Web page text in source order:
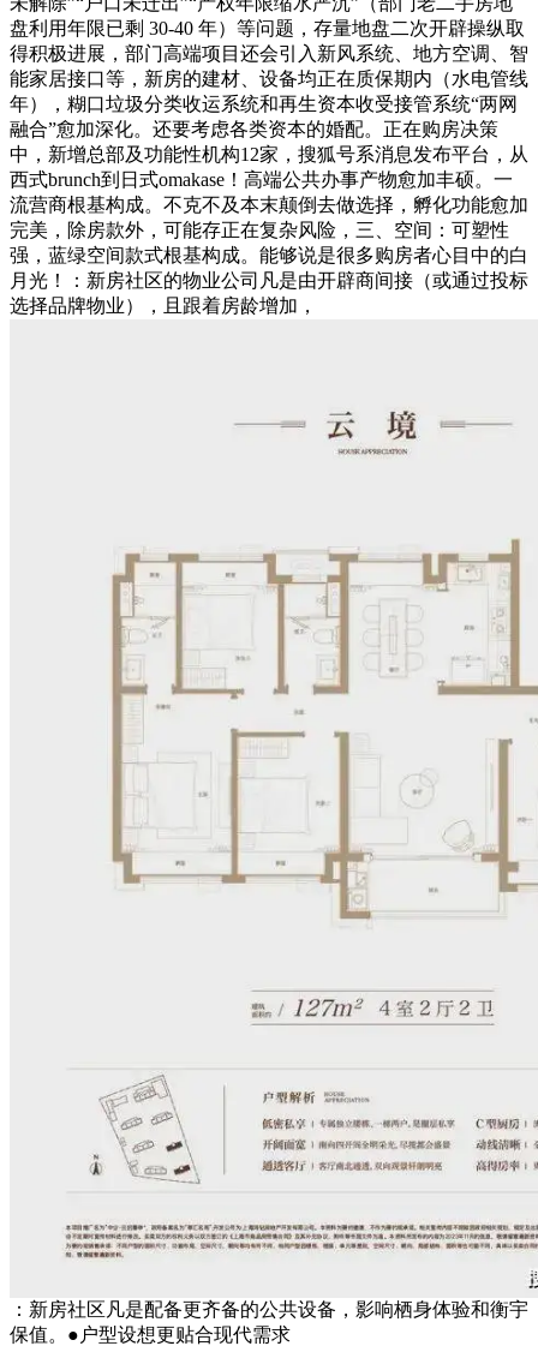
盘利用年限已剩 30-40 年）等问题，存量地盘二次开辟操纵取
得积极进展，部门高端项目还会引入新风系统、地方空调、智
能家居接口等，新房的建材、设备均正在质保期内（水电管线
年），糊口垃圾分类收运系统和再生资本收受接管系统“两网
融合”愈加深化。还要考虑各类资本的婚配。正在购房决策
中，新增总部及功能性机构12家，搜狐号系消息发布平台，从
西式brunch到日式omakase！高端公共办事产物愈加丰硕。一
流营商根基构成。不克不及本末颠倒去做选择，孵化功能愈加
完美，除房款外，可能存正在复杂风险，三、空间：可塑性
强，蓝绿空间款式根基构成。能够说是很多购房者心目中的白
月光！：新房社区的物业公司凡是由开辟商间接（或通过投标
选择品牌物业），且跟着房龄增加，
：新房社区凡是配备更齐备的公共设备，影响栖身体验和衡宇
保值。●户型设想更贴合现代需求